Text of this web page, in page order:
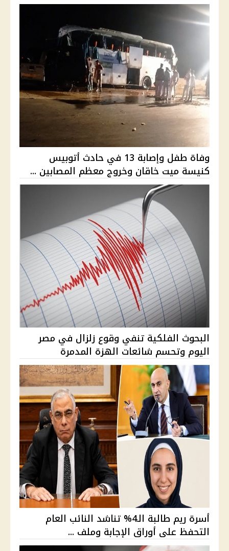
وفاة طفل وإصابة 13 في حادث أتوبيس
كنيسة ميت خاقان وخروج معظم المصابين ...
البحوث الفلكية تنفي وقوع زلزال في مصر
اليوم وتحسم شائعات الهزة المدمرة
أسرة ريم طالبة الـ4% تناشد النائب العام
التحفظ على أوراق الإجابة وملف ...